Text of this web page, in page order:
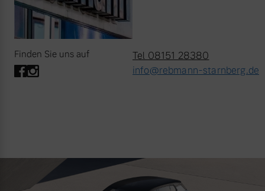
Tel 08151 28380
info@rebmann-starnberg.de
Finden Sie uns auf